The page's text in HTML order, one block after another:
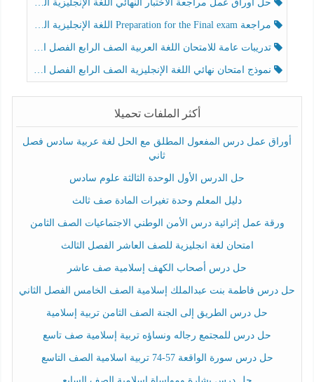
حل أوراق عمل مراجعة الاختبار النهائي اللغة الإنجليزية الصف الرابع الفصل الثالث
مراجعة Preparation for the Final exam اللغة الإنجليزية الصف الرابع الفصل الثالث
تدريبات عامة للامتحان اللغة العربية الصف الرابع الفصل الثالث
نموذج امتحان نهائي اللغة الإنجليزية الصف الرابع الفصل الثالث
أكثر الملفات تحميلا
أوراق عمل درس المفعول المطلق مع الحل لغة عربية سادس فصل
ثاني
حل الدرس الأول الوحدة الثالثة علوم سادس
دليل المعلم وحدة تغيرات المادة صف ثالث
ورقة عمل إثرائية درس الأمن الوطني الاجتماعيات الصف الثامن
امتحان لغة انجليزية للصف العاشر الفصل الثالث
حل درس أصحاب الكهف إسلامية صف عاشر
حل درس فاطمة بنت عبدالملك إسلامية الصف الخامس الفصل الثاني
حل درس الطريق إلى الجنة الصف الثامن تربية إسلامية
حل درس للمجتمع رجاله ونساؤه تربية إسلامية صف تاسع
حل درس سورة الواقعة 57-74 تربية اسلامية الصف التاسع